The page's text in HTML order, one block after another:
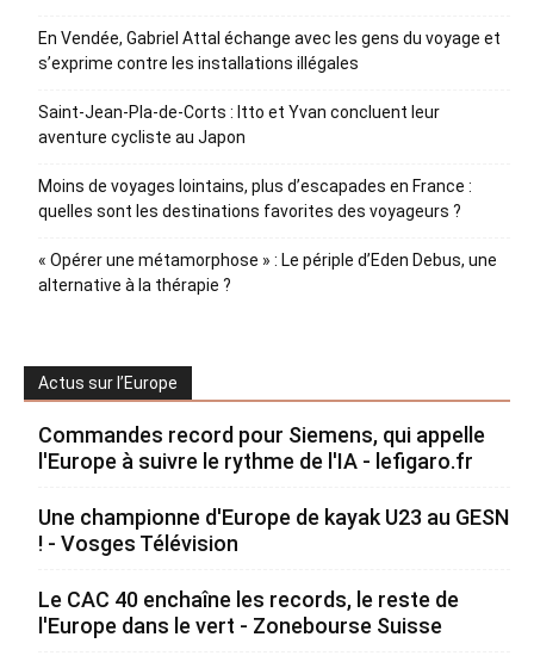
En Vendée, Gabriel Attal échange avec les gens du voyage et
s’exprime contre les installations illégales
Saint-Jean-Pla-de-Corts : Itto et Yvan concluent leur
aventure cycliste au Japon
Moins de voyages lointains, plus d’escapades en France :
quelles sont les destinations favorites des voyageurs ?
« Opérer une métamorphose » : Le périple d’Eden Debus, une
alternative à la thérapie ?
Actus sur l’Europe
Commandes record pour Siemens, qui appelle
l'Europe à suivre le rythme de l'IA - lefigaro.fr
Une championne d'Europe de kayak U23 au GESN
! - Vosges Télévision
Le CAC 40 enchaîne les records, le reste de
l'Europe dans le vert - Zonebourse Suisse